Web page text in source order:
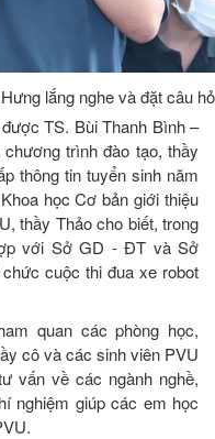
lắng nghe và đặt câu
TS. Bùi Thanh Bình –
trình đào tạo, thầy
thông tin tuyển sinh năm
học Cơ bản giới thiệu
thầy Thảo cho biết, trong
với Sở GD - ĐT và Sở
cuộc thi đua xe robot
quan các phòng học,
cô và các sinh viên PVU
vấn về các ngành nghề,
nghiệm giúp các em học